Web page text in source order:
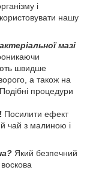
і
нашу
мазі
швидше
а також на
процедури
Посилити ефект
чай з малиною і
Який безпечний